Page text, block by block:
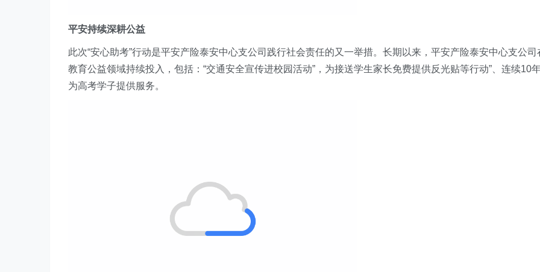
平安持续深耕公益
此次“安心助考”行动是平安产险泰安中心支公司 践行社会责任的又一举措。长期以来，平安产险泰安中心支公司
教育公益领域持续投入，包括：“交通安全宣传进校园活动” ，为接送学生家长免费提供反光贴等行动”、连续10
为高考学子提供服务。